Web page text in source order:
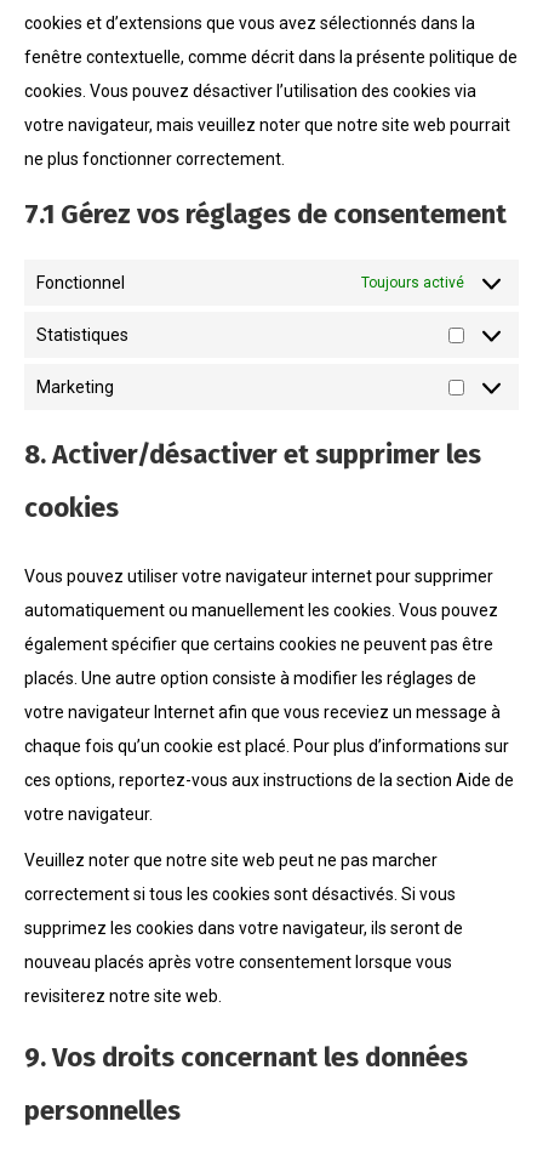
cookies et d’extensions que vous avez sélectionnés dans la
fenêtre contextuelle, comme décrit dans la présente politique de
cookies. Vous pouvez désactiver l’utilisation des cookies via
votre navigateur, mais veuillez noter que notre site web pourrait
ne plus fonctionner correctement.
7.1 Gérez vos réglages de consentement
Fonctionnel Toujours activé
Statistiques
Marketing
8. Activer/désactiver et supprimer les
cookies
Vous pouvez utiliser votre navigateur internet pour supprimer
automatiquement ou manuellement les cookies. Vous pouvez
également spécifier que certains cookies ne peuvent pas être
placés. Une autre option consiste à modifier les réglages de
votre navigateur Internet afin que vous receviez un message à
chaque fois qu’un cookie est placé. Pour plus d’informations sur
ces options, reportez-vous aux instructions de la section Aide de
votre navigateur.
Veuillez noter que notre site web peut ne pas marcher
correctement si tous les cookies sont désactivés. Si vous
supprimez les cookies dans votre navigateur, ils seront de
nouveau placés après votre consentement lorsque vous
revisiterez notre site web.
9. Vos droits concernant les données
personnelles